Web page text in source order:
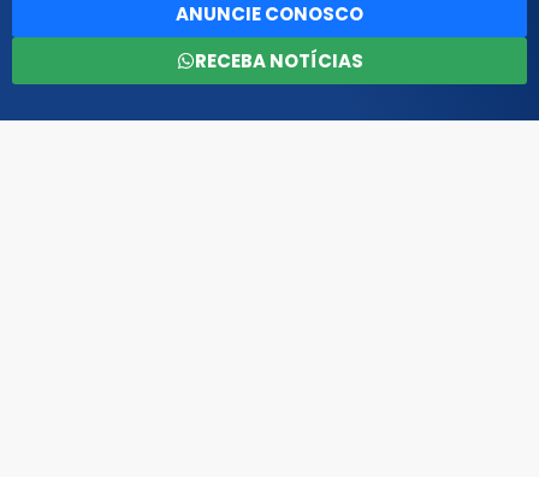
ANUNCIE CONOSCO
RECEBA NOTÍCIAS